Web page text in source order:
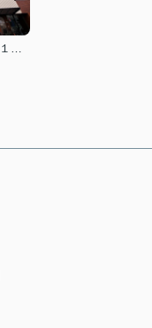
大阪市中央区備後町１丁目